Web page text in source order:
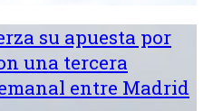
su apuesta por
una tercera
entre Madrid